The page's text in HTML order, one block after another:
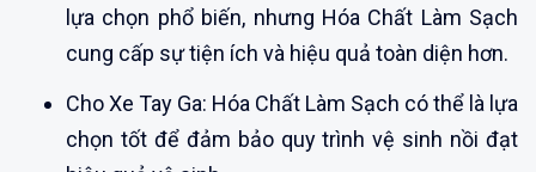
lựa chọn phổ biến, nhưng Hóa Chất Làm Sạch
cung cấp sự tiện ích và hiệu quả toàn diện hơn.
Cho Xe Tay Ga: Hóa Chất Làm Sạch có thể là lựa
chọn tốt để đảm bảo quy trình vệ sinh nồi đạt